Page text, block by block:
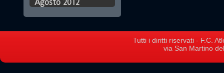
Agosto 2012
Tutti i diritti riservati - F.C.
via San Martino